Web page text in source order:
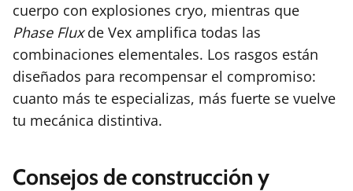
cuerpo con explosiones cryo, mientras que
Phase Fluxde Vex amplifica todas las
combinaciones elementales. Los rasgos están
diseñados para recompensar el compromiso:
cuanto más te especializas, más fuerte se vuelve
tu mecánica distintiva.
Consejos de construcción y